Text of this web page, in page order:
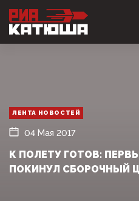
ЛЕНТА НОВОСТЕЙ
04 Мая 2017
К ПОЛЕТУ ГОТОВ:
ПОКИНУЛ СБОРОЧНЫЙ